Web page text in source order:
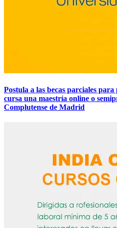
Postula a las becas parciales
cursa una maestría online o
Complutense de Madrid